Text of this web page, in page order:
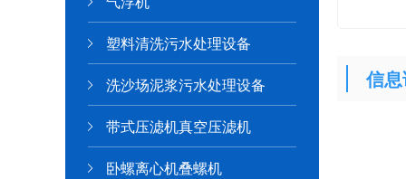
塑料清洗污水处理设备
洗沙场泥浆污水处理设备
带式压滤机真空压滤机
卧螺离心机叠螺机
信